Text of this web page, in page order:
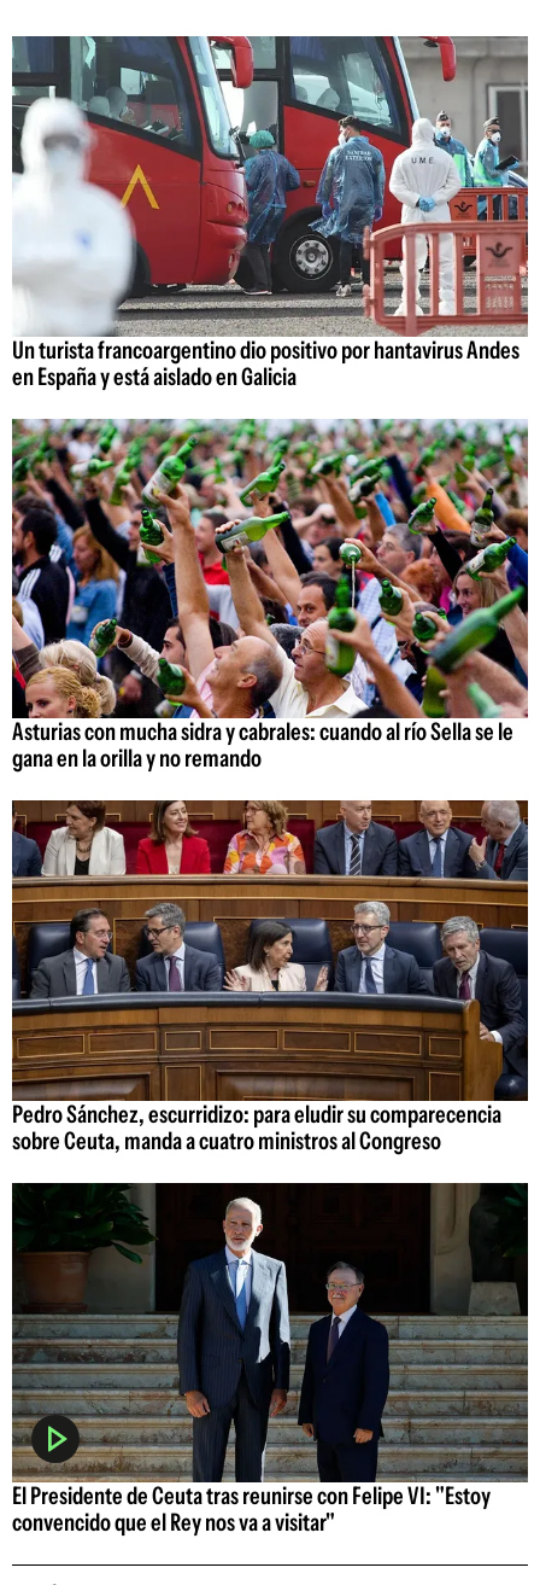
Un turista francoargentino dio positivo por hantavirus Andes
en España y está aislado en Galicia
Asturias con mucha sidra y cabrales: cuando al río Sella se le
gana en la orilla y no remando
Pedro Sánchez, escurridizo: para eludir su comparecencia
sobre Ceuta, manda a cuatro ministros al Congreso
El Presidente de Ceuta tras reunirse con Felipe VI: "Estoy
convencido que el Rey nos va a visitar"